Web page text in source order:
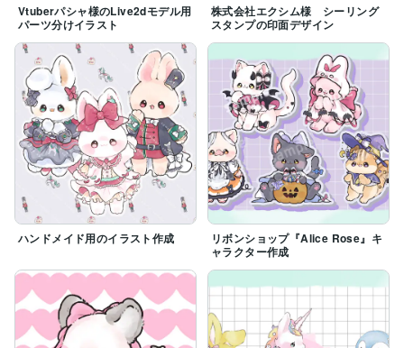
Vtuberパシャ様のLive2dモデル用
パーツ分けイラスト
株式会社エクシム様 シーリング
スタンプの印面デザイン
ハンドメイド用のイラスト作成
リボンショップ『Alice Rose』キ
ャラクター作成